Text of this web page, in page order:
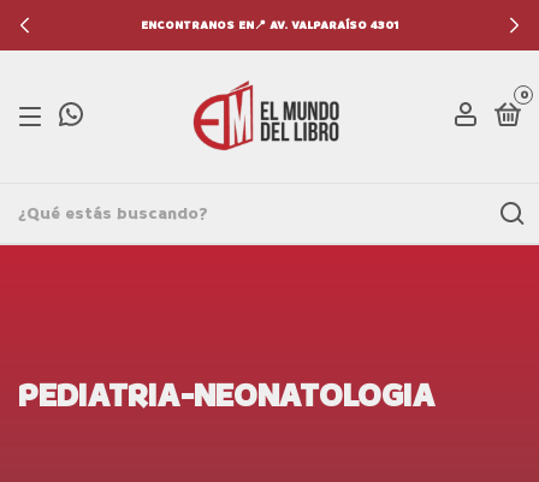
ENCONTRANOS EN📍 AV. VALPARAÍSO 4301
0
PEDIATRIA-NEONATOLOGIA